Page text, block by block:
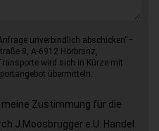
unverbindlich abschicken“–
8, A-6912 Hörbranz,
wird sich in Kürze mit
übermitteln.
Zustimmung für die
J.Moosbrugger e.U. Handel